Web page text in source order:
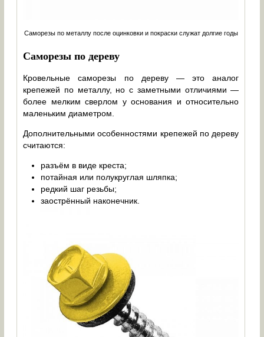
Саморезы по металлу после оцинковки и покраски служат долгие годы
Саморезы по дереву
Кровельные саморезы по дереву — это аналог
крепежей по металлу, но с заметными отличиями —
более мелким сверлом у основания и относительно
маленьким диаметром.
Дополнительными особенностями крепежей по дереву
считаются:
разъём в виде креста;
потайная или полукруглая шляпка;
редкий шаг резьбы;
заострённый наконечник.